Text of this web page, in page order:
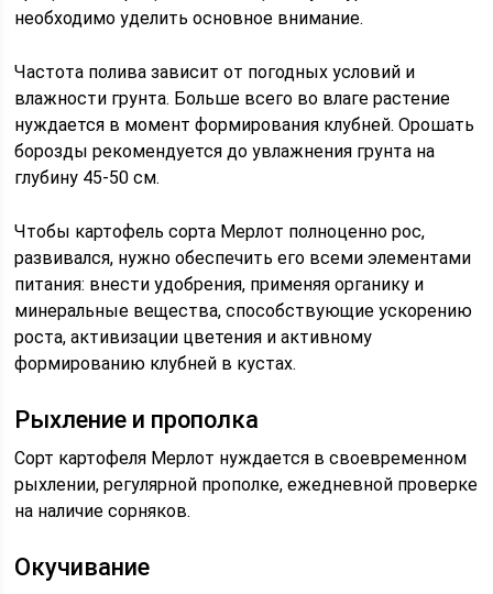
необходимо уделить основное внимание.
Частота полива зависит от погодных условий и
влажности грунта. Больше всего во влаге растение
нуждается в момент формирования клубней. Орошать
борозды рекомендуется до увлажнения грунта на
глубину 45-50 см.
Чтобы картофель сорта Мерлот полноценно рос,
развивался, нужно обеспечить его всеми элементами
питания: внести удобрения, применяя органику и
минеральные вещества, способствующие ускорению
роста, активизации цветения и активному
формированию клубней в кустах.
Рыхление и прополка
Сорт картофеля Мерлот нуждается в своевременном
рыхлении, регулярной прополке, ежедневной проверке
на наличие сорняков.
Окучивание